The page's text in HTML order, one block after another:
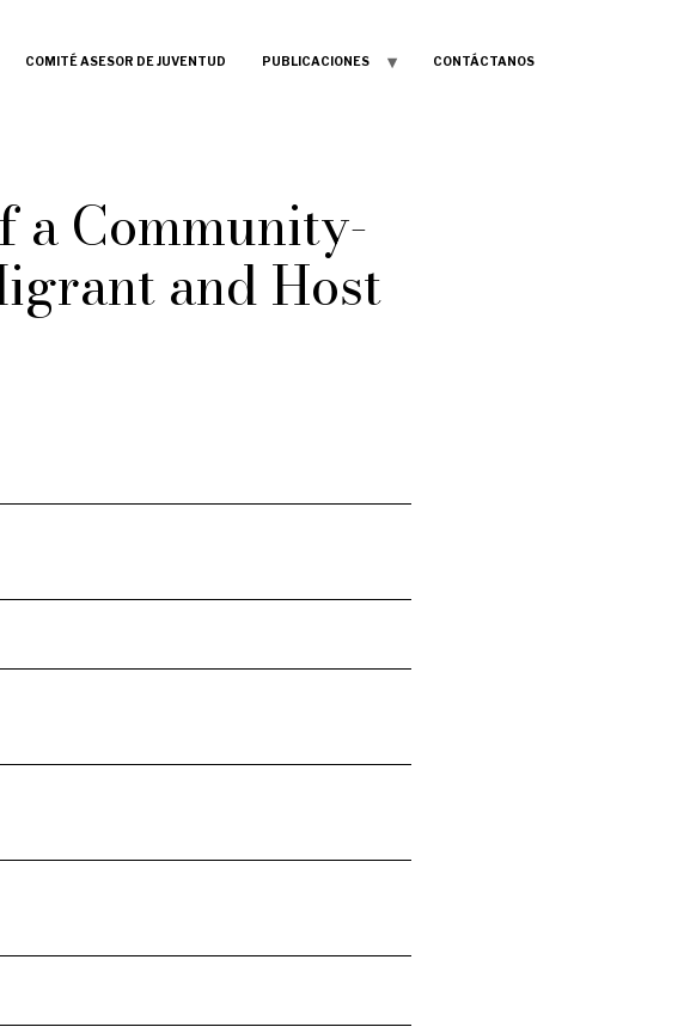
COMITÉ ASESOR DE JUVENTUD PUBLICACIONES CONTÁCTANOS
a Community-
and Host